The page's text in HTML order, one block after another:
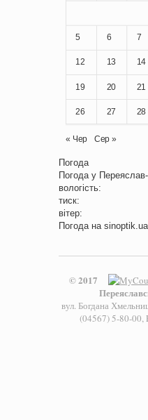
5 6 7
12 13 14
19 20 21
26 27 28
« Чер Сер »
Погода
Погода у
вологість:
тиск:
вітер:
Погода на sinoptik.ua
© 2017
вул. Богдана
(04567) 5-80-00,